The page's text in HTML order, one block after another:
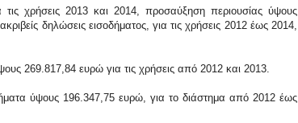
τις χρήσεις 2013 και 2014, προσαύξηση περιουσίας ύψους
δηλώσεις εισοδήματος, για τις χρήσεις 2012 έως 2014,
269.817,84 ευρώ για τις χρήσεις από 2012 και 2013.
ύψους 196.347,75 ευρώ, για το διάστημα από 2012 έως